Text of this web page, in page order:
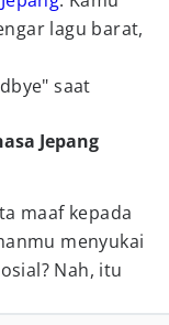
lagu barat,
saat
Jepang
maaf kepada
menyukai
Nah, itu